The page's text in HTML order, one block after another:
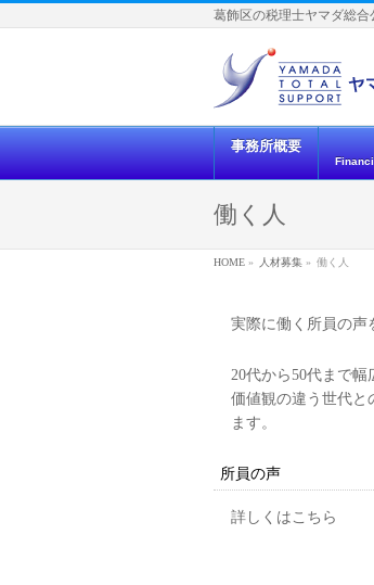
葛飾区の税理士ヤマダ総合
事務所概要
働く人
HOME » 人材募集 » 働く人
実際に働く所員の声
20代から50代まで
価値観の違う世代と
ます。
所員の声
詳しくはこちら